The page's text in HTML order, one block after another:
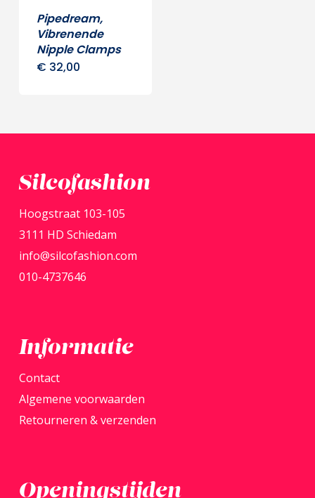
Pipedream,
Vibrenende
Nipple Clamps
€ 32,00
Silcofashion
Hoogstraat 103-105
3111 HD Schiedam
info@silcofashion.com
010-4737646
Informatie
Contact
Algemene voorwaarden
Retourneren & verzenden
Openingstijden